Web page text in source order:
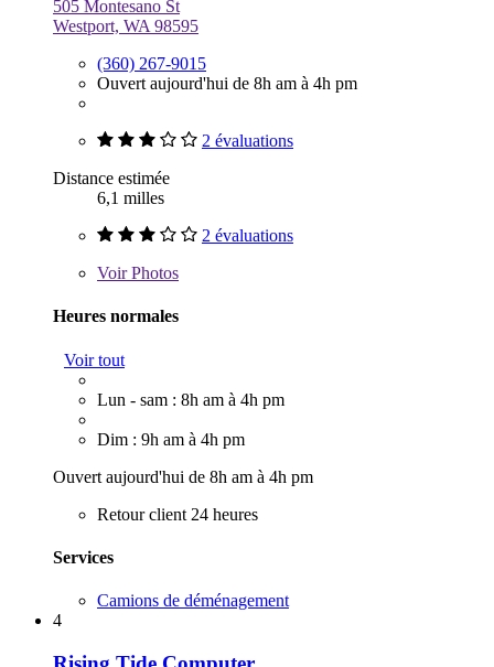
505 Montesano St
Westport, WA 98595
(360) 267-9015
Ouvert aujourd'hui de 8h am à 4h pm
2 évaluations
Distance estimée
6,1 milles
2 évaluations
VoirPhotos
Heures normales
Voir tout
Lun - sam : 8h am à 4h pm
Dim : 9h am à 4h pm
Ouvert aujourd'hui de 8h am à 4h pm
Retour client 24 heures
Services
Camions de déménagement
4